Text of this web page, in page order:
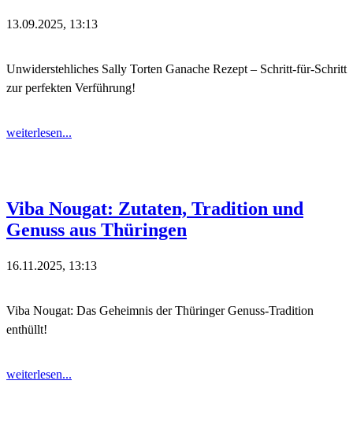
13.09.2025, 13:13
Unwiderstehliches Sally Torten Ganache Rezept – Schritt-für-Schritt
zur perfekten Verführung!
weiterlesen...
Viba Nougat: Zutaten, Tradition und
Genuss aus Thüringen
16.11.2025, 13:13
Viba Nougat: Das Geheimnis der Thüringer Genuss-Tradition
enthüllt!
weiterlesen...